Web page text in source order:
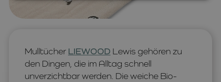
Mulltücher LIEWOOD Lewis gehören zu
den Dingen, die im Alltag schnell
unverzichtbar werden. Die weiche Bio-